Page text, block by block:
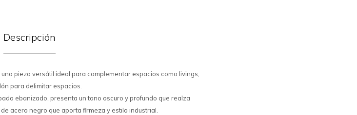
Descripción
pieza versátil ideal para complementar espacios como livings,
para delimitar espacios.
ebanizado, presenta un tono oscuro y profundo que realza
acero negro que aporta firmeza y estilo industrial.